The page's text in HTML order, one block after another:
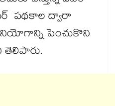
పథకాల ద్వారా
పెంచుకొని
తెలిపారు.